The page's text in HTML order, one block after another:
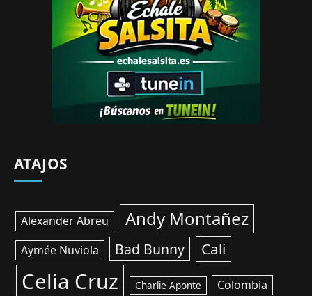
ATAJOS
Alexander Abreu Andy Montañez
Aymée Nuviola Bad Bunny Cali
Celia Cruz Charlie Aponte Colombia